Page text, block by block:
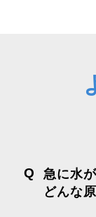
Q
急に水
どんな